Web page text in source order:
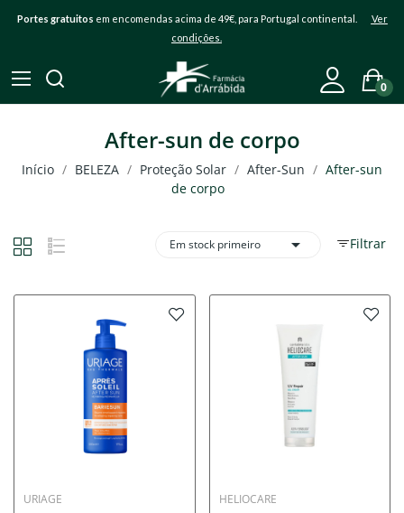
Portes gratuitos em encomendas acima de 49€, para Portugal continental. Ver
condições.
0
After-sun de corpo
Início BELEZA Proteção Solar After-Sun
After-sun
de corpo
Filtrar
Em stock primeiro 
URIAGE HELIOCARE